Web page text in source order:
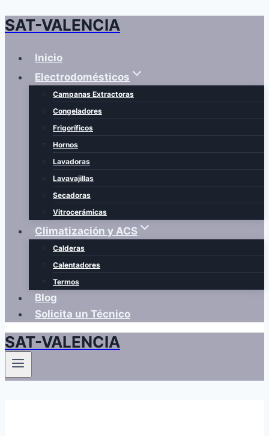
Saltar
contenido
SAT-VALENCIA
Inicio
Electrodomésticos
Campanas Extractoras
Congeladores
Frigoríficos
Hornos
Lavadoras
Lavavajillas
Secadoras
Vitrocerámicas
Climatización y ACS
Calderas
Calentadores
Termos
Blog
Solicita un Técnico
SAT-VALENCIA